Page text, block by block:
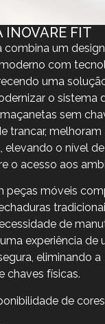
INOVARE FIT
combina um design
com
uma
o sistema
sem
trancar, melhoram
elevando o nível
o acesso aos
peças móveis
de
experiência de
eliminando a
chaves físicas.
de cores